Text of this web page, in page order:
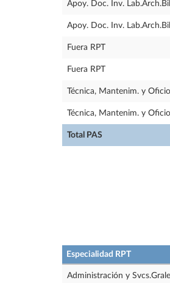
Apoy. Doc. Inv.
Apoy. Doc. Inv.
Fuera RPT
Fuera RPT
Técnica, Mantenim. y
Técnica, Mantenim. y
Total PAS
Especialidad RPT
Administración y